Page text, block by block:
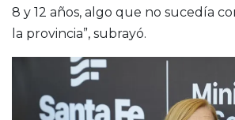
8 y 12 años, algo que no sucedía
la provincia”, subrayó.